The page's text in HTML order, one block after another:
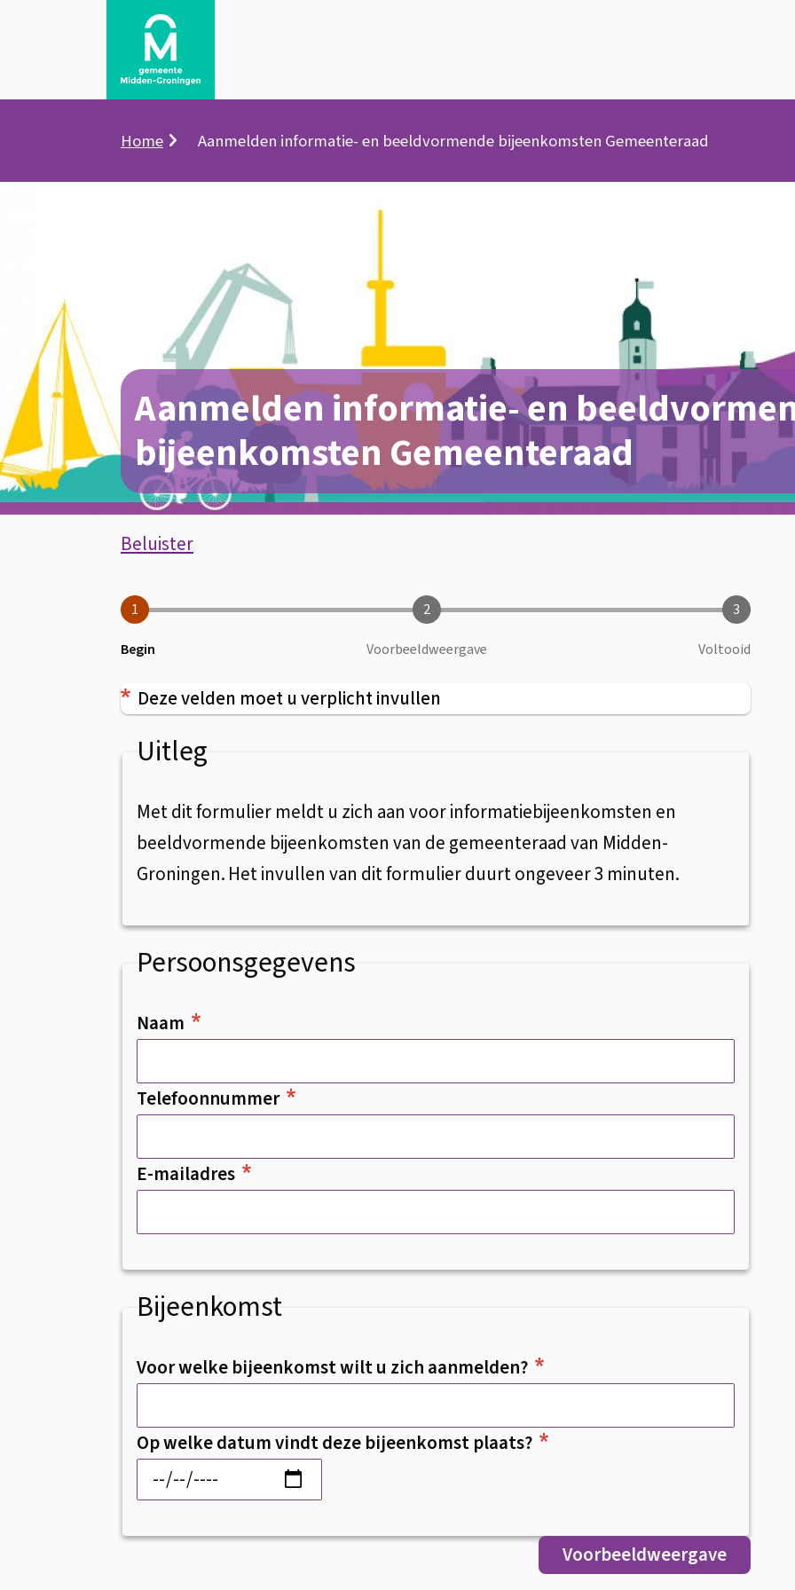
Kruimelpad
Home Aanmelden informatie- en beeldvormende bijeenkomsten Gemeenteraad
Aanmelden informatie- en
bijeenkomsten Gemeenteraad
Assistentie
Beluister
Aanmelden
informatie-
beeldvormende
bijeenkomsten
Gemeenteraad
1
Huidige:
Begin
2
Voorbeeldweergave
3
Voltooid
Deze velden moet u verplicht invullen
Uitleg
Met dit formulier meldt u zich aan voor informatiebijeenkomsten en
beeldvormende bijeenkomsten van de gemeenteraad van Midden-
Groningen. Het invullen van dit formulier duurt ongeveer 3 minuten.
Persoonsgegevens
Naam
Telefoonnummer
E-mailadres
Bijeenkomst
Voor welke bijeenkomst wilt u zich aanmelden?
Op welke datum vindt deze bijeenkomst plaats?